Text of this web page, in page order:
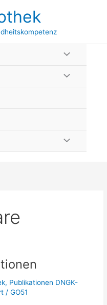
, Publikationen DNGK-
/GO51